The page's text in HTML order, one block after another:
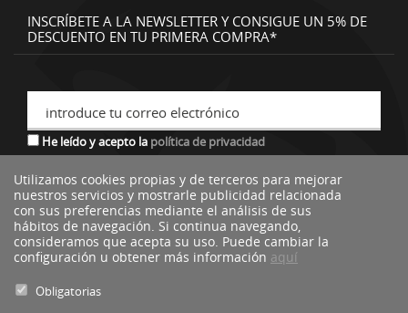
INSCRÍBETE A LA NEWSLETTER Y CONSIGUE UN 5% DE
DESCUENTO EN TU PRIMERA COMPRA*
introduce tu correo electrónico
He leído y acepto la política de privacidad
*descuento no acumulable a otras ofertas o promociones.
Utilizamos cookies propias y de terceros para mejorar
nuestros servicios y mostrarle publicidad relacionada
con sus preferencias mediante el análisis de sus
hábitos de navegación. Si continua navegando,
consideramos que acepta su uso. Puede cambiar la
configuración u obtener más información aquí
Obligatorias